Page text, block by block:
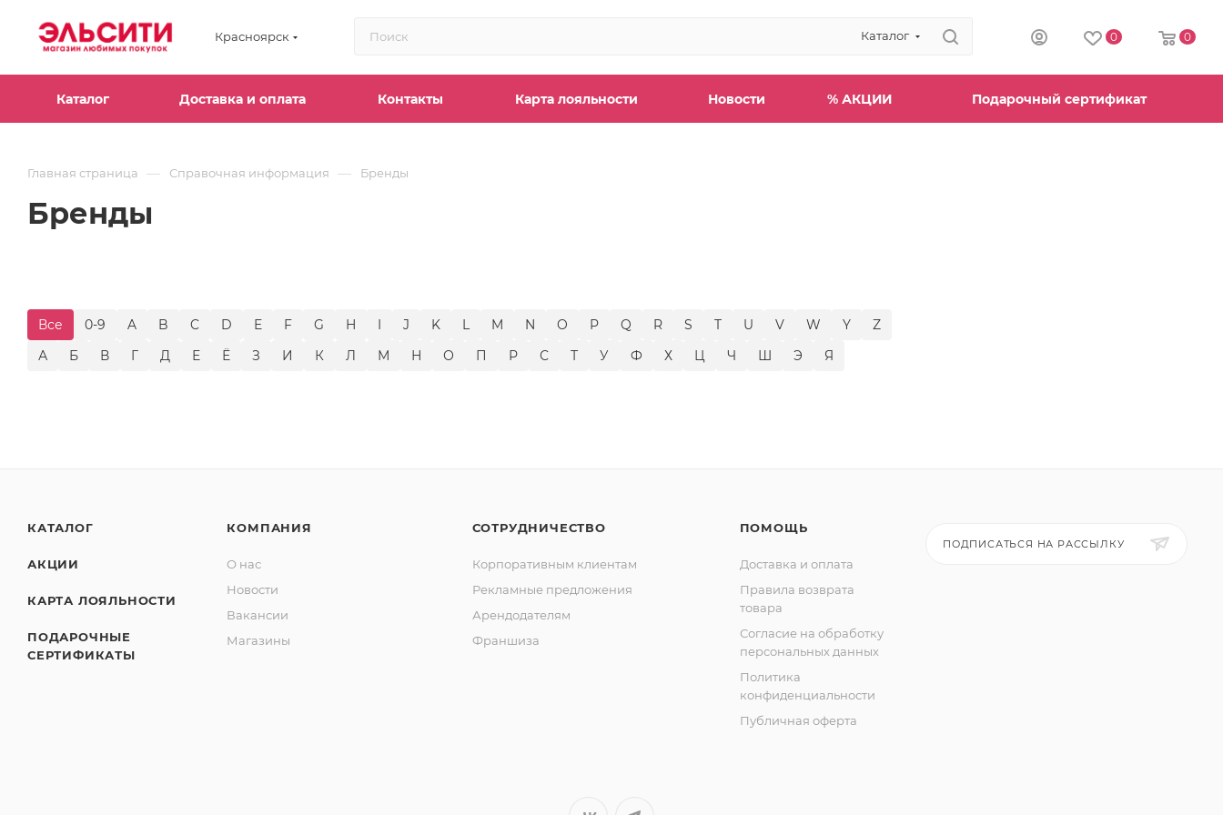
Красноярск Каталог 0 0
Каталог Доставка и оплата Контакты Карта лояльности Новости % АКЦИИ Подарочный сертификат
Главная страница — Справочная информация — Бренды
Бренды
Все 0-9 A B C D E F G H I J K L M N O P Q R S T U V W Y
Z
А
Б В Г Д Е Ё З И К Л М Н О П Р С Т У Ф Х Ц Ч Ш Э Я
КАТАЛОГ
АКЦИИ
КАРТА ЛОЯЛЬНОСТИ
ПОДАРОЧНЫЕ
СЕРТИФИКАТЫ
КОМПАНИЯ
О нас
Новости
Вакансии
Магазины
СОТРУДНИЧЕСТВО
Корпоративным клиентам
Рекламные предложения
Арендодателям
Франшиза
ПОМОЩЬ
Доставка и оплата
Правила возврата
товара
Согласие на обработку
персональных данных
Политика
конфиденциальности
Публичная оферта
ПОДПИСАТЬСЯ НА РАССЫЛКУ